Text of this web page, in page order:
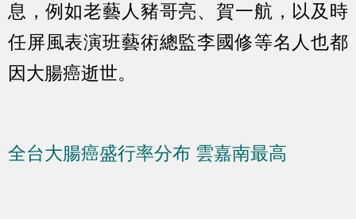
息，例如老藝人豬哥亮、賀一航，以及時
任屏風表演班藝術總監李國修等名人也都
因大腸癌逝世。
全台大腸癌盛行率分布 雲嘉南最高